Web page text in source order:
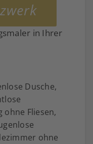
in Ihrer
Dusche,
ohne Fliesen,
ohne